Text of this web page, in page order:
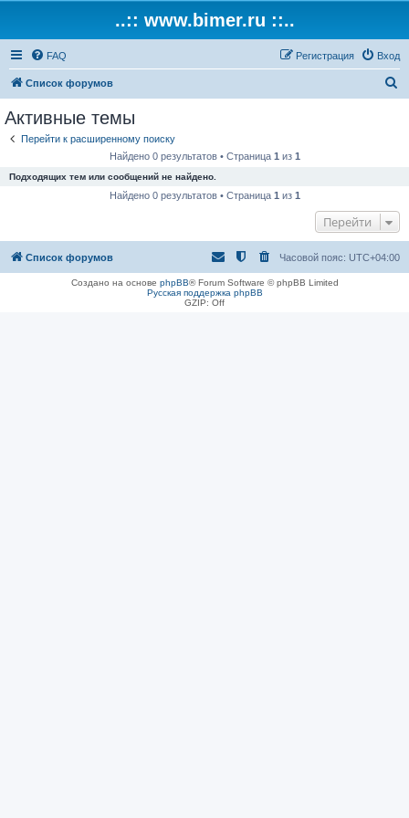
..:: www.bimer.ru ::..
FAQ Вход
Регистрация
Список форумов
Активные темы
Перейти к расширенному поиску
Найдено 0 результатов • Страница 1 из 1
Подходящих тем или сообщений не найдено.
Найдено 0 результатов • Страница 1 из 1
Перейти
Список форумов Часовой пояс: UTC+04:00
Создано на основе phpBB® Forum Software © phpBB Limited
Русская поддержка phpBB
GZIP: Off